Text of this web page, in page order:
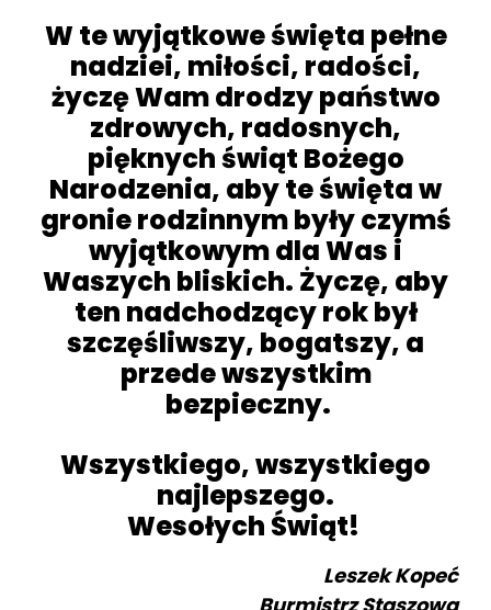
W te wyjątkowe święta pełne
nadziei, miłości, radości,
życzę Wam drodzy państwo
zdrowych, radosnych,
pięknych świąt Bożego
Narodzenia, aby te święta w
gronie rodzinnym były czymś
wyjątkowym dla Was i
Waszych bliskich. Życzę, aby
ten nadchodzący rok był
szczęśliwszy, bogatszy, a
przede wszystkim
bezpieczny.
Wszystkiego, wszystkiego
najlepszego.
Wesołych Świąt!
Leszek Kopeć